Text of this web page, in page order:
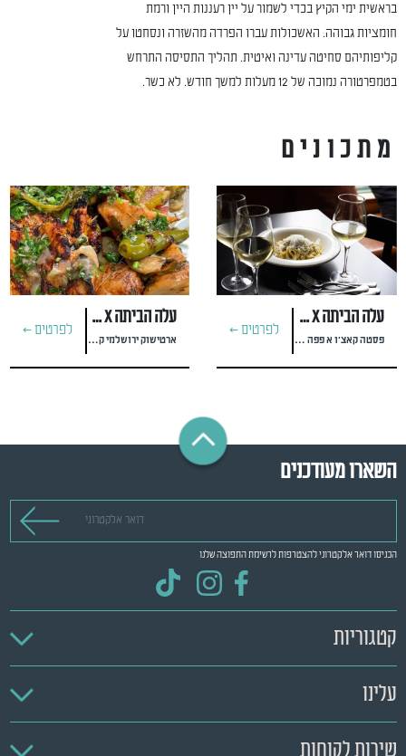
בראשית ימי הקיץ בכדי לשמור על יין רעננות היין ורמת
חומציות גבוהה. האשכולות עברו הפרדה מהשזרה ונסחטו על
קליפותיהם סחיטה עדינה ואיטית. תהליך התסיסה התרחש
בטמפרטורה נמוכה של 12 מעלות למשך חודש. לא כשר.
מתכונים
עלה הביתה x רוברטה וינצ'י x משק יעקבס
פסטה קאצ'ו א פפה ותירס
לפרטים >
עלה הביתה x מסעדת חוות צוק
ארטישוק ירושלמי קונפי, פרגית במרינדה וסלסת מיזונה סגולה
לפרטים >
השארו מעודכנים
הכניסו דואר אלקטרוני להצטרפות לרשימת התפוצה שלנו
קטגוריות
עלינו
שירות לקוחות